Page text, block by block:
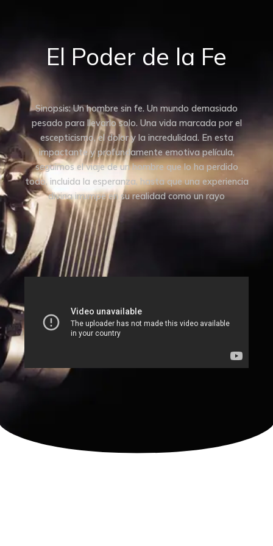
El Poder de la Fe
Sinopsis: Un hombre sin fe. Un mundo demasiado
pesado para llevarlo solo. Una vida marcada por el
escepticismo, el dolor y la incredulidad. En esta
impactante y profundamente emotiva película,
seguimos el viaje de un hombre que lo ha perdido
todo, incluida la esperanza, hasta que una experiencia
divina irrumpe en su realidad como un rayo